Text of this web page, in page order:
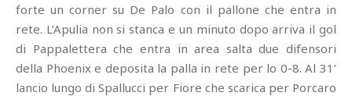
forte un corner su De Palo con il pallone che entra in
rete. L’Apulia non si stanca e un minuto dopo arriva il gol
di Pappalettera che entra in area salta due difensori
della Phoenix e deposita la palla in rete per lo 0-8. Al 31’
lancio lungo di Spallucci per Fiore che scarica per Porcaro